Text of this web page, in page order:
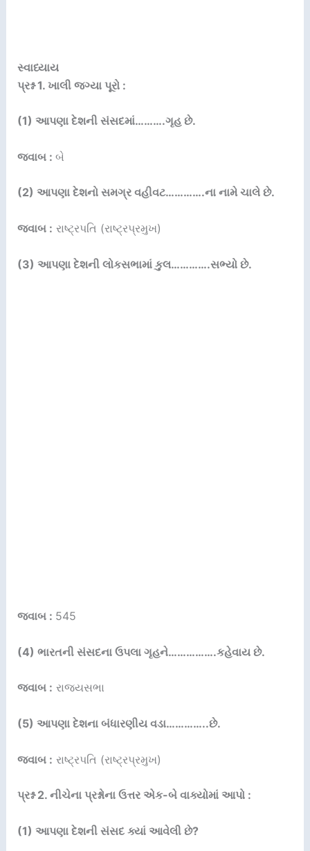
સ્વાધ્યાય
પ્રશ્ન 1. ખાલી જગ્યા પૂરો :
(1) આપણા દેશની સંસદમાં……….ગૃહ છે.
જવાબ : બે
(2) આપણા દેશનો સમગ્ર વહીવટ………….ના નામે ચાલે છે.
જવાબ : રાષ્ટ્રપતિ (રાષ્ટ્રપ્રમુખ)
(3) આપણા દેશની લોકસભામાં કુલ………….સભ્યો છે.
જવાબ : 545
(4) ભારતની સંસદના ઉપલા ગૃહને…………….કહેવાય છે.
જવાબ : રાજ્યસભા
(5) આપણા દેશના બંધારણીય વડા…………..છે.
જવાબ : રાષ્ટ્રપતિ (રાષ્ટ્રપ્રમુખ)
પ્રશ્ન 2. નીચેના પ્રશ્નોના ઉત્તર એક-બે વાક્યોમાં આપો :
(1) આપણા દેશની સંસદ ક્યાં આવેલી છે?